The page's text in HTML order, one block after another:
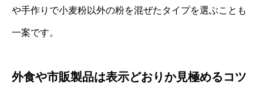
や手作りで小麦粉以外の粉を混ぜたタイプを選ぶことも
一案です。
外食や市販製品は表示どおりか見極めるコツ